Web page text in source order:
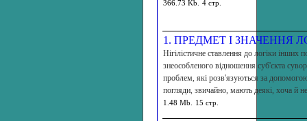
366.73 Kb. 4 стр.
1. ПРЕДМЕТ І ЗНАЧЕННЯ
Нігілістичне ставлення до логіки інших
знеособленого відношення суб'єкта
проблем, які розв'язуються за
погляди, звичайно, мають деякі, хоча й
1.48 Mb. 15 стр.